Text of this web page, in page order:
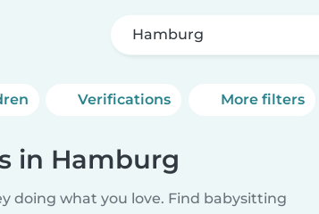
Hamburg
Verifications More filters
in Hamburg
doing what you love. Find babysitting